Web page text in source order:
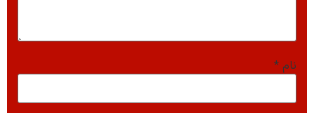
نام *